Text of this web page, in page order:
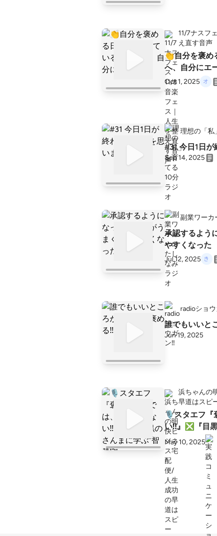
11/7ナスフ
え直す音声
👏自分を褒め
へ、自分にエ
Oct 1, 2025
理想の「私
#31 今日1日が
Sep 14, 2025
副業ワーカ
承認するよう
やすくなった
Jul 12, 2025
radioショ
誰でもいいと
Jun 19, 2025
浜ちゃんの
早道はスピ
🎙️スタエフ『
い‼️』❎『目
May 10, 2025